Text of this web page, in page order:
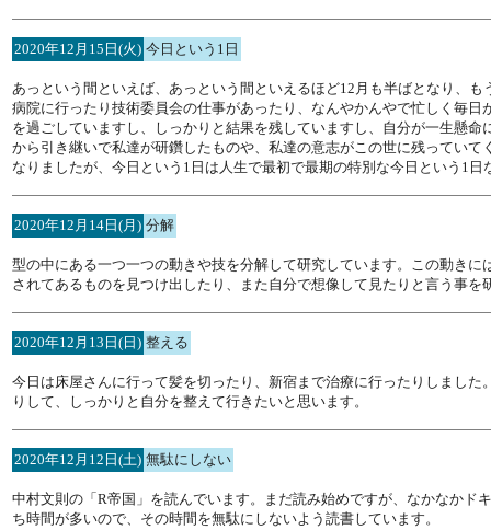
2020年12月15日(火) 今日という1日
あっという間といえば、あっという間といえるほど12月も半ばとなり、
病院に行ったり技術委員会の仕事があったり、なんやかんやで忙しく毎
を過ごしていますし、しっかりと結果を残していますし、自分が一生懸
から引き継いで私達が研鑽したものや、私達の意志がこの世に残ってい
なりましたが、今日という1日は人生で最初で最期の特別な今日という1
2020年12月14日(月) 分解
型の中にある一つ一つの動きや技を分解して研究しています。この動き
されてあるものを見つけ出したり、また自分で想像して見たりと言う事
2020年12月13日(日) 整える
今日は床屋さんに行って髪を切ったり、新宿まで治療に行ったりしまし
りして、しっかりと自分を整えて行きたいと思います。
2020年12月12日(土) 無駄にしない
中村文則の「R帝国」を読んでいます。まだ読み始めですが、なかなか
ち時間が多いので、その時間を無駄にしないよう読書しています。